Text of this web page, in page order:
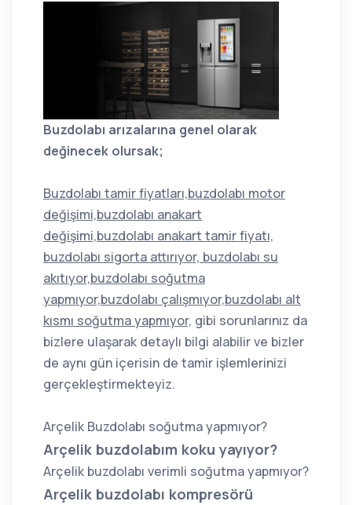
Buzdolabı arızalarına genel olarak
değinecek olursak;
Buzdolabı tamir fiyatları,buzdolabı motor
değişimi,buzdolabı anakart
değişimi,buzdolabı anakart tamir fiyatı,
buzdolabı sigorta attırıyor, buzdolabı su
akıtıyor,buzdolabı soğutma
yapmıyor,buzdolabı çalışmıyor,buzdolabı alt
kısmı soğutma yapmıyor, gibi sorunlarınız da
bizlere ulaşarak detaylı bilgi alabilir ve bizler
de aynı gün içerisin de tamir işlemlerinizi
gerçekleştirmekteyiz.
Arçelik Buzdolabı soğutma yapmıyor?
Arçelik buzdolabım koku yayıyor?
Arçelik buzdolabı verimli soğutma yapmıyor?
Arçelik buzdolabı kompresörü